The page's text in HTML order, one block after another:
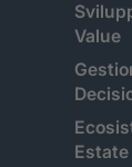
Value
Estate